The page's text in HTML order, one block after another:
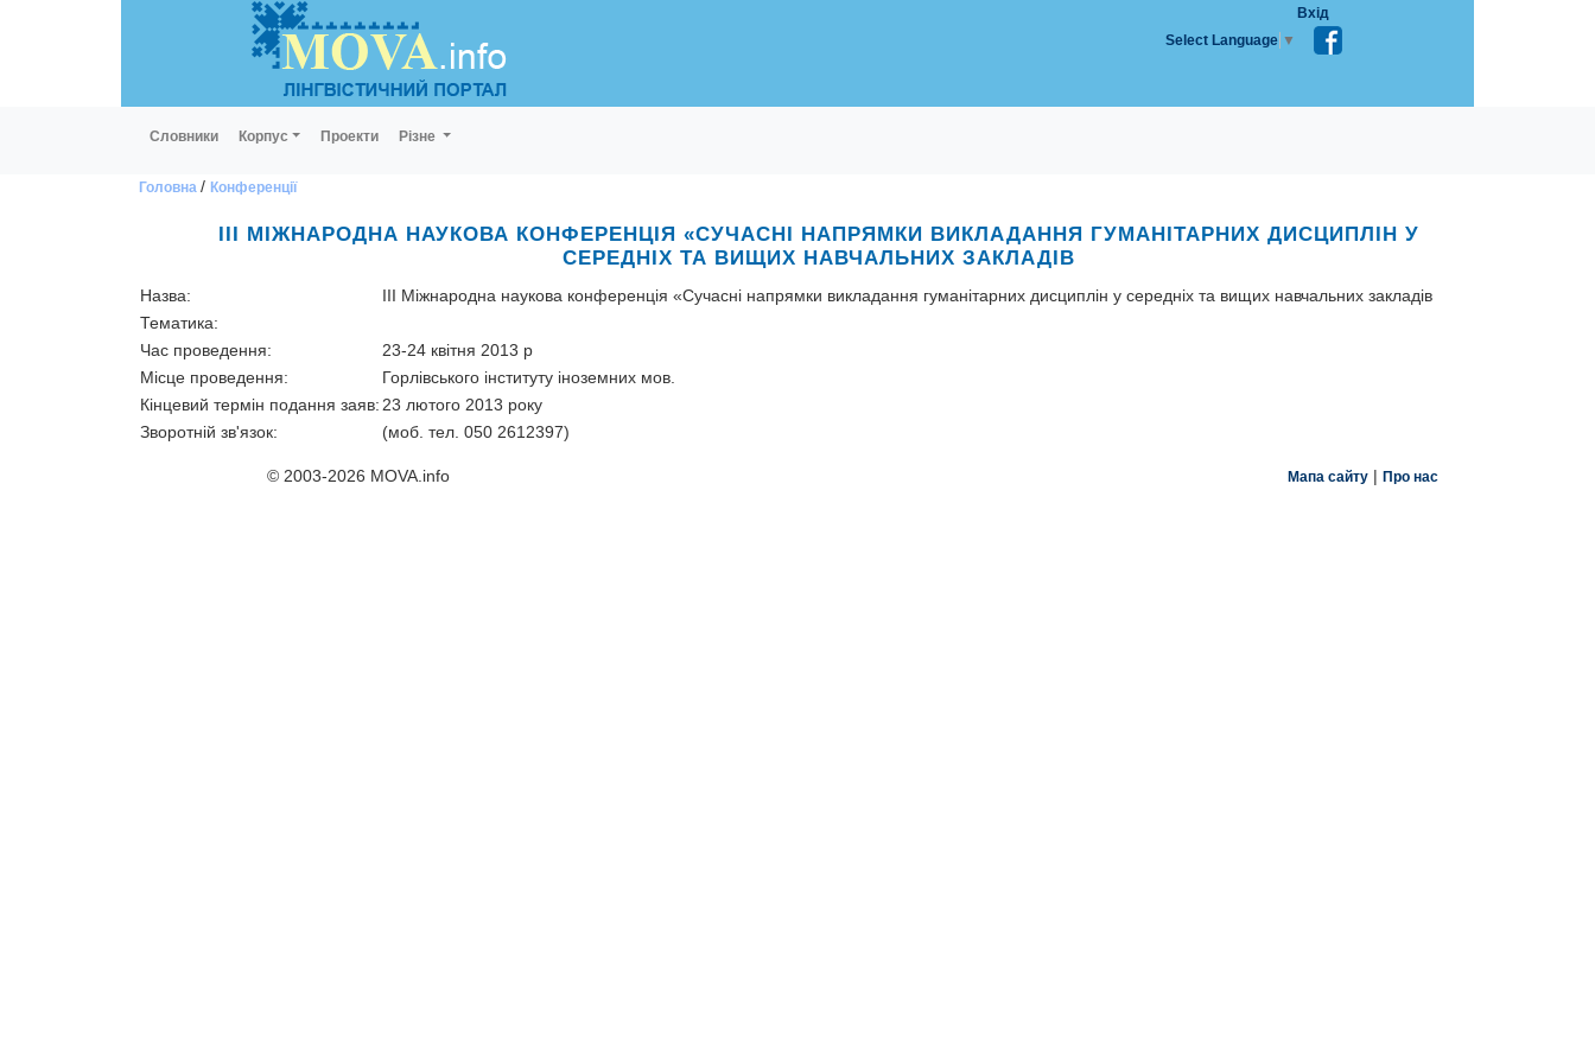
Вхід
Select Language ▼
Словники Корпус Проекти Різне
Головна / Конференції
ІІІ МІЖНАРОДНА НАУКОВА КОНФЕРЕНЦІЯ «СУЧАСНІ НАПРЯМКИ ВИКЛАДАННЯ ГУМАНІТАРНИХ ДИСЦИПЛІН У
СЕРЕДНІХ ТА ВИЩИХ НАВЧАЛЬНИХ ЗАКЛАДІВ
Назва:
ІІІ Міжнародна наукова конференція «Сучасні напрямки викладання гуманітарних дисциплін у середніх та вищих навчальних закладів
Тематика:
Час проведення:
23-24 квітня 2013 р
Місце проведення:
Горлівського інcтитуту іноземних мов.
Кінцевий термін подання заяв: 23 лютого 2013 року
Зворотній зв'язок:
(моб. тел. 050 2612397)
© 2003-2026 MOVA.info Мапа сайту | Про нас